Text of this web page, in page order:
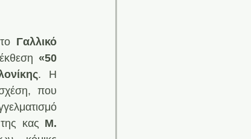
Γαλλικό
«50
. Η
που
κας Μ.